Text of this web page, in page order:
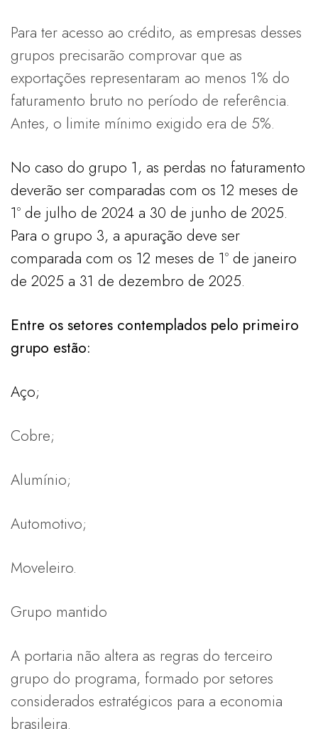
Para ter acesso ao crédito, as empresas desses
grupos precisarão comprovar que as
exportações representaram ao menos 1% do
faturamento bruto no período de referência.
Antes, o limite mínimo exigido era de 5%.
No caso do grupo 1, as perdas no faturamento
deverão ser comparadas com os 12 meses de
1º de julho de 2024 a 30 de junho de 2025.
Para o grupo 3, a apuração deve ser
comparada com os 12 meses de 1º de janeiro
de 2025 a 31 de dezembro de 2025.
Entre os setores contemplados pelo primeiro
grupo estão:
Aço;
Cobre;
Alumínio;
Automotivo;
Moveleiro.
Grupo mantido
A portaria não altera as regras do terceiro
grupo do programa, formado por setores
considerados estratégicos para a economia
brasileira.